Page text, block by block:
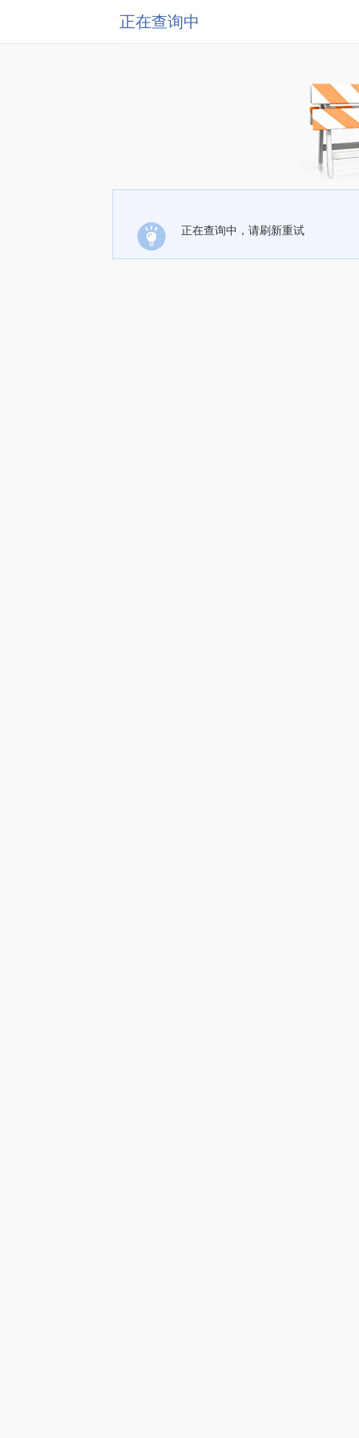
正在查询中
正在查询中，请刷新重试